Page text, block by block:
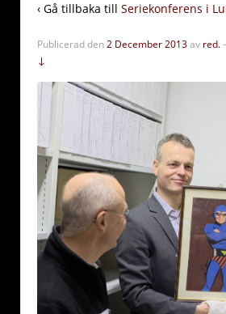
‹ Gå tillbaka till Seriekonferens i
Publicerad den2 December 2013av red.
↓